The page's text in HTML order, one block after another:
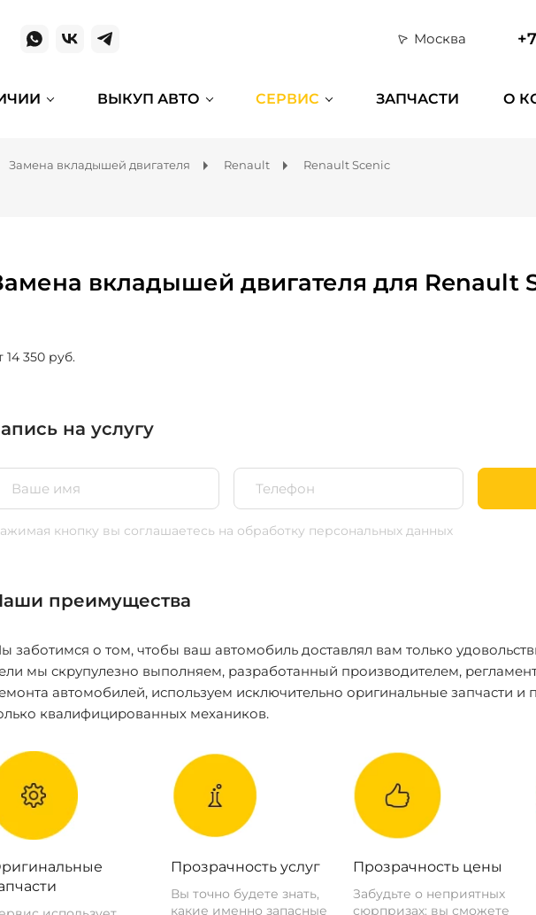
Москва
ВЫКУП АВТО СЕРВИС ЗАПЧАСТИ О
Замена вкладышей двигателя Renault Renault Scenic
вкладышей двигателя для Renault
14 350 руб.
на услугу
кнопку вы соглашаетесь на обработку персональных данных
преимущества
заботимся о том, чтобы ваш автомобиль доставлял вам только
мы скрупулезно выполняем, разработанный производителем,
автомобилей, используем исключительно оригинальные запчасти и
квалифицированных механиков.
Прозрачность услуг
Вы точно будете знать,
какие именно запасные
Прозрачность цены
Забудьте о неприятных
сюрпризах: вы сможете